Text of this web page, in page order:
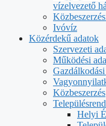
vízelvezető
Ivóvíz
Közérdekű adatok
Szervezeti
Működési
Közbeszerzés
Helyi